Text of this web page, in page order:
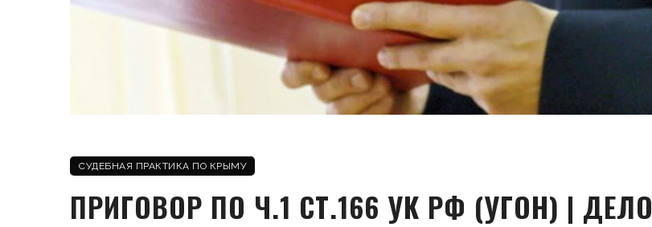
СУДЕБНАЯ ПРАКТИКА ПО КРЫМУ
ПРИГОВОР ПО Ч.1 СТ.166 УК РФ (УГОН) | ДЕЛО